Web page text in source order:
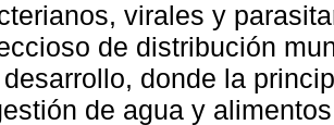
virales y
de distribución
donde la
de agua y